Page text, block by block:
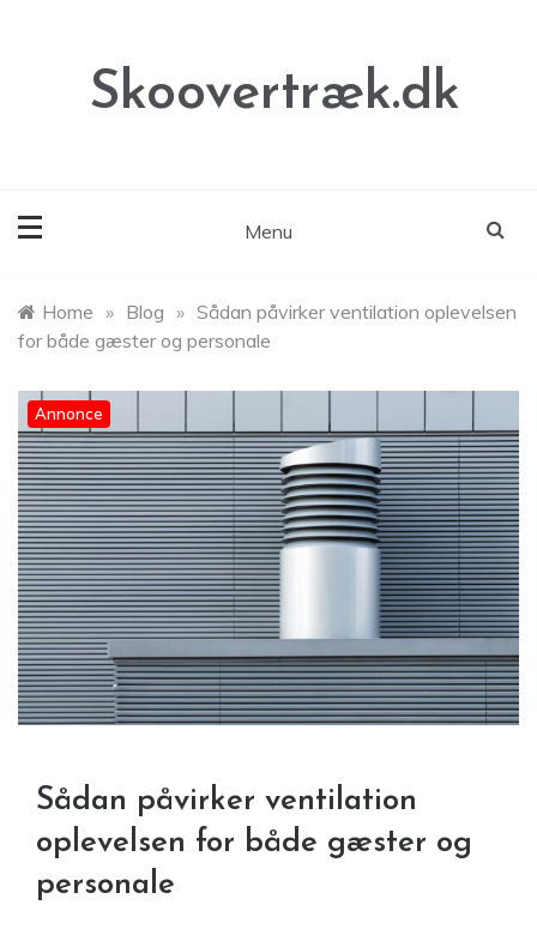
Skoovertræk.dk
Menu
Home » Blog » Sådan påvirker ventilation oplevelsen
for både gæster og personale
Annonce
Sådan påvirker ventilation
oplevelsen for både gæster og
personale